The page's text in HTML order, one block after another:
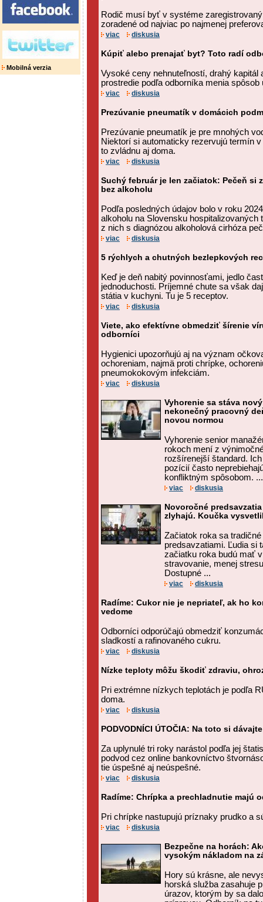
Mobilná verzia
Rodič musí byť v systéme
zoradené od najviac po najmenej
viac diskusia
Kúpiť alebo prenajať byt? Toto radí
Vysoké ceny nehnuteľností, drahý kapitál
prostredie podľa odborníka menia
viac diskusia
Prezúvanie pneumatík v domácich
Prezúvanie pneumatík je pre mnohých
Niektorí si automaticky rezervujú termín
to zvládnu aj doma.
viac diskusia
Suchý február je len začiatok: Pečeň si
bez alkoholu
Podľa posledných údajov bolo v roku
alkoholu na Slovensku hospitalizovaných
z nich s diagnózou alkoholová cirhóza
viac diskusia
5 rýchlych a chutných bezlepkových
Keď je deň nabitý povinnosťami, jedlo
jednoduchosti. Príjemné chute sa však
státia v kuchyni. Tu je 5 receptov.
viac diskusia
Viete, ako efektívne obmedziť šírenie
odborníci
Hygienici upozorňujú aj na význam
ochoreniam, najmä proti chrípke,
pneumokokovým infekciám.
viac diskusia
Vyhorenie sa stáva
nekonečný pracovný
novou normou
Vyhorenie senior
rokoch mení z
rozšírenejší štandard.
pozícií často
konfliktným spôsobom. ...
viac diskusia
Novoročné
zlyhajú. Koučka
Začiatok roka sa
predsavzatiami. Ľudia si
začiatku roka budú mať
stravovanie, menej
Dostupné ...
viac diskusia
Radíme: Cukor nie je nepriateľ, ak ho
vedome
Odborníci odporúčajú obmedziť
sladkostí a rafinovaného cukru.
viac diskusia
Nízke teploty môžu škodiť zdraviu,
Pri extrémne nízkych teplotách je podľa
doma.
viac diskusia
PODVODNÍCI ÚTOČIA: Na toto si
Za uplynulé tri roky narástol podľa jej
podvod cez online bankovníctvo
tie úspešné aj neúspešné.
viac diskusia
Radíme: Chrípka a prechladnutie majú
Pri chrípke nastupujú príznaky prudko a
viac diskusia
Bezpečne na horách:
vysokým nákladom na
Hory sú krásne, ale
horská služba zasahuje
úrazov, ktorým by sa